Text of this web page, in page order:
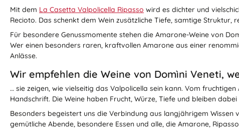
Mit dem La Casetta Valpolicella Ripasso wird es dichter und
Recioto. Das schenkt dem Wein zusätzliche Tiefe, samtige Struktur,
Für besondere Genussmomente stehen die Amarone-Weine von
Wer einen besonders raren, kraftvollen Amarone aus einer
Anlässe.
Wir empfehlen die Weine von Domìni Veneti,
… sie zeigen, wie vielseitig das Valpolicella sein kann. Vom
Handschrift. Die Weine haben Frucht, Würze, Tiefe und bleiben
Besonders begeistert uns die Verbindung aus langjährigem
gemütliche Abende, besondere Essen und alle, die Amarone,